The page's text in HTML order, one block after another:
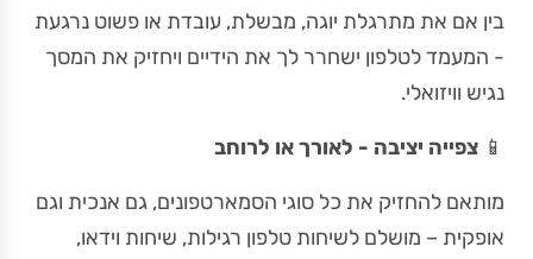
בין אם את מתרגלת יוגה, מבשלת, עובדת או פשוט נרגעת
- המעמד לטלפון ישחרר לך את הידיים ויחזיק את המסך
נגיש וויזואלי.
📱 צפייה יציבה - לאורך או לרוחב
מותאם להחזיק את כל סוגי הסמארטפונים, גם אנכית וגם
אופקית – מושלם לשיחות טלפון רגילות, שיחות וידאו,